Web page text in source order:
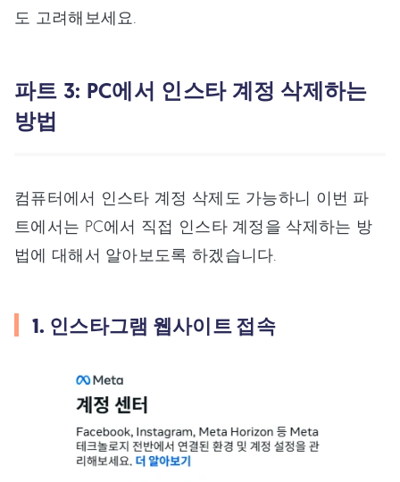
도 고려해보세요.
파트 3: PC에서 인스타 계정 삭제하는
방법
컴퓨터에서 인스타 계정 삭제도 가능하니 이번 파
트에서는 PC에서 직접 인스타 계정을 삭제하는 방
법에 대해서 알아보도록 하겠습니다.
1. 인스타그램 웹사이트 접속